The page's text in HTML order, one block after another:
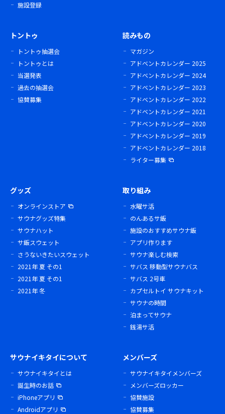
施設登録
トントゥ
トントゥ抽選会
トントゥとは
当選発表
過去の抽選会
協賛募集
読みもの
マガジン
アドベントカレンダー 2025
アドベントカレンダー 2024
アドベントカレンダー 2023
アドベントカレンダー 2022
アドベントカレンダー 2021
アドベントカレンダー 2020
アドベントカレンダー 2019
アドベントカレンダー 2018
ライター募集
グッズ
オンラインストア
サウナグッズ特集
サウナハット
サ飯スウェット
さうないきたいスウェット
2021年 夏 その1
2021年 夏 その1
2021年 冬
取り組み
水曜サ活
のんあるサ飯
施設のおすすめサウナ飯
アプリ作ります
サウナ楽しむ検索
サバス 移動型サウナバス
サバス 2号車
カプセルトイ サウナキット
サウナの時間
泊まってサウナ
銭湯サ活
サウナイキタイについて
サウナイキタイとは
誕生時のお話
iPhoneアプリ
Androidアプリ
メンバーズ
サウナイキタイメンバーズ
メンバーズロッカー
協賛施設
協賛募集